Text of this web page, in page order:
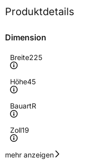
Produktdetails
Dimension
Breite225
Höhe45
BauartR
Zoll19
Geschwindigkeitsindex
mehr anzeigen